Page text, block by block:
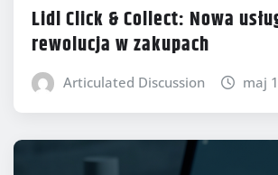
Lidl Click & Collect: Nowa
rewolucja w zakupach
Articulated Discussion maj